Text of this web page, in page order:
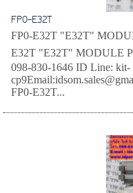
FP0-E32T
FP0-E32T "E32T"
E32T "E32T" MODULE
098-830-1646 ID Line: kit-
FP0-E32T...